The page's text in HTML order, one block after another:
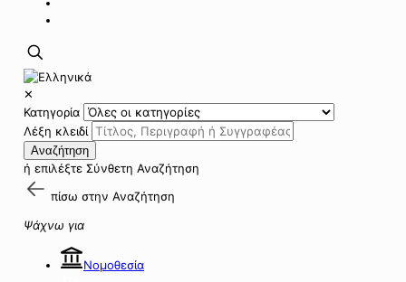
✕
Κατηγορία
Λέξη κλειδί
Αναζήτηση
ή επιλέξτε Σύνθετη Αναζήτηση
πίσω στην Αναζήτηση
Ψάχνω για
Νομοθεσία